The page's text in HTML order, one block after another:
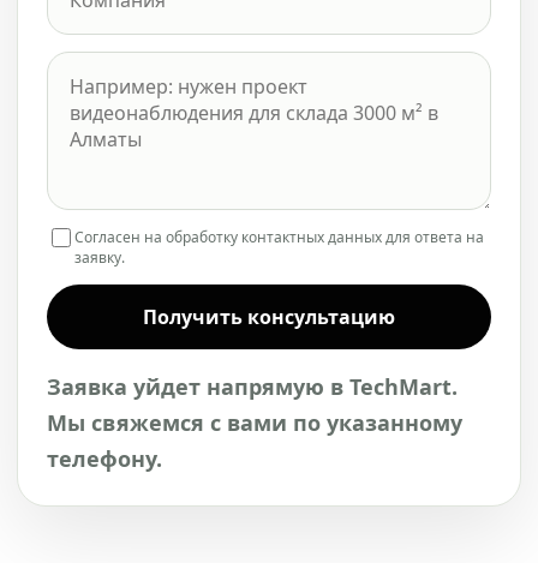
Согласен на обработку контактных данных для ответа на
заявку.
Получить консультацию
Заявка уйдет напрямую в TechMart.
Мы свяжемся с вами по указанному
телефону.